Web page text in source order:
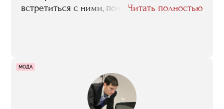
встретиться с ними, получить фидбек. А
Читать полностью
МОДА